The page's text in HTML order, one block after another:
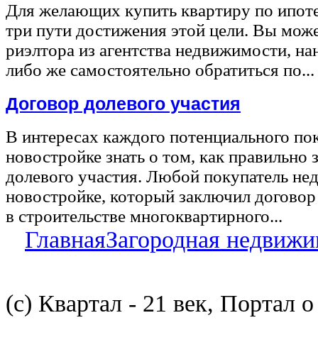
Для желающих купить квартиру по
три пути достижения этой цели. Вы
риэлтора из агентства недвижимости,
либо же самостоятельно обратиться по...
Договор долевого участия
В интересах каждого потенциального
новостройке знать о том, как правильно
долевого участия. Любой покупатель
новостройке, который заключил
в строительстве многоквартирного...
ГлавнаяЗагородная
(с) Квартал - 21 век, Портал